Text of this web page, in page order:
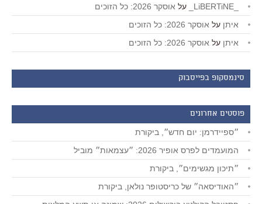
על אוסקר 2026: כל הזוכים
איתן על אוסקר 2026: כל הזוכים
איתן על אוסקר 2026: כל הזוכים
סינמסקופ בפייסבוק
פוסטים אחרונים
״ספיידרמן: יום חדש״, ביקורת
המועמדים לפרס אופיר 2026: ״עצמאות״ מוביל
״תיכון מגשימים״, ביקורת
״האודיסאה״ של כריסטופר נולאן, ביקורת